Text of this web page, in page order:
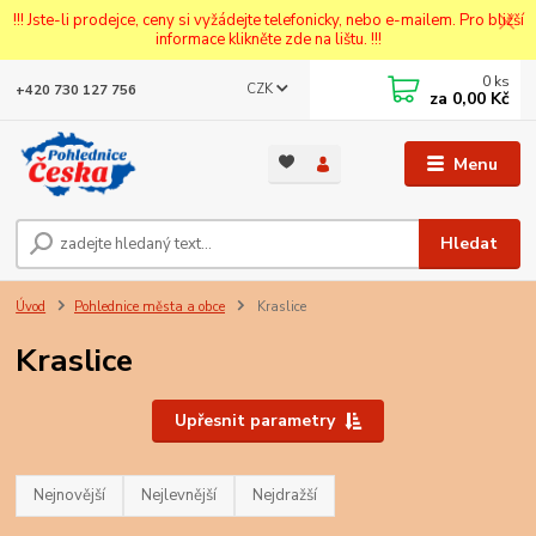
!!! Jste-li prodejce, ceny si vyžádejte telefonicky, nebo e-mailem. Pro bližší
informace klikněte zde na lištu. !!!
Menu
CZK
Hledat
+420 730 127 756 0 ks
za 0,00 Kč
Úvod Pohlednice města a obce Kraslice
Kraslice
Upřesnit parametry
Nejnovější Nejlevnější Nejdražší